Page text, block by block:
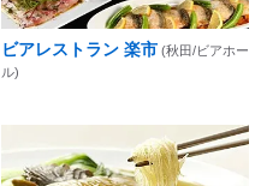
ビアレストラン 楽市 (秋田/ビアホー
ル)